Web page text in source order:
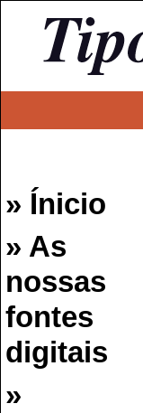
» Ínicio
» As
nossas
fontes
digitais
»